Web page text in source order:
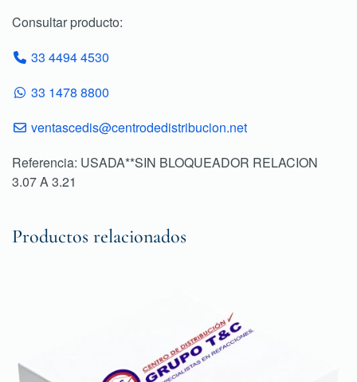
Consultar producto:
33 4494 4530
33 1478 8800
ventascedis@centrodedistribucion.net
Referencia: USADA**SIN BLOQUEADOR RELACION
3.07 A 3.21
Productos relacionados